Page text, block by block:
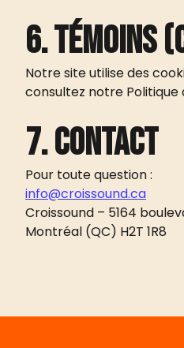
6. Témoins
Notre site utilise des
consultez notre Politique
7. Contact
Pour toute question :
info@croissound.ca
Croissound – 5164
Montréal (QC) H2T 1R8